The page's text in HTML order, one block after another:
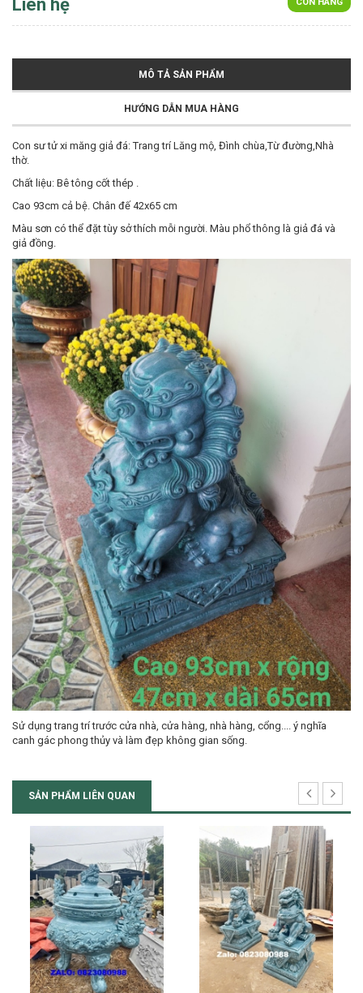
Liên hệ
MÔ TẢ SẢN PHẨM
HƯỚNG DẪN MUA HÀNG
Con sư tử xi măng giả đá: Trang trí Lăng mộ, Đình chùa,Từ đường,Nhà
thờ.
Chất liệu: Bê tông cốt thép .
Cao 93cm cả bệ. Chân đế 42x65 cm
Màu sơn có thể đặt tùy sở thích mỗi người. Màu phổ thông là giả đá và
giả đồng.
Sử dụng trang trí trước cửa nhà, cửa hàng, nhà hàng, cổng.... ý nghĩa
canh gác phong thủy và làm đẹp không gian sống.
SẢN PHẨM LIÊN QUAN